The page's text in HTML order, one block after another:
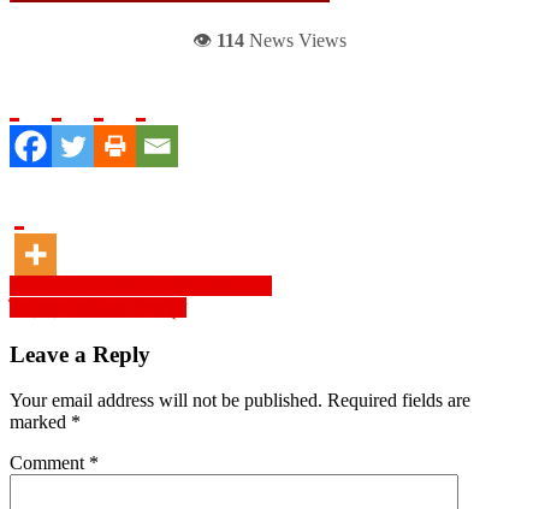
👁️ 114 News Views
Post
navigation
Leave a Reply
Your email address will not be published. Required fields are
marked *
Comment *